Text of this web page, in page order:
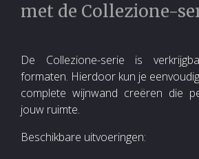
met de Collezione-
De Collezione-serie is
formaten. Hierdoor kun je
complete wijnwand creëren die
jouw ruimte.
Beschikbare uitvoeringen: